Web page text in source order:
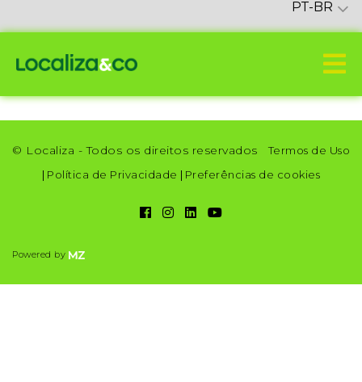
PT-BR
© Localiza - Todos os direitos reservados
Termos de Uso
| Política de Privacidade | Preferências de cookies
Powered by